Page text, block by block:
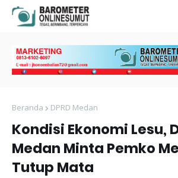
Beranda DPRD Medan
Kondisi Ekonomi Lesu,
Medan Minta Pemko
Tutup Mata